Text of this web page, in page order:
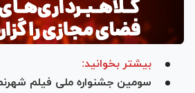
بیشتر بخوانید:
سومین جشنواره ملی فیلم